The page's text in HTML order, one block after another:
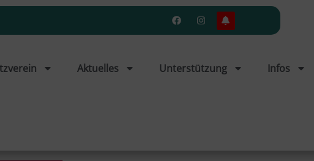
Aktuelles Unterstützung Infos